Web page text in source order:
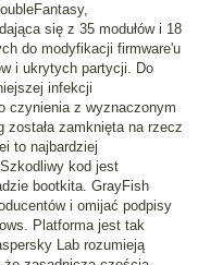
się z 35 modułów i 18
do modyfikacji firmware'u
i ukrytych partycji. Do
infekcji
czynienia z wyznaczonym
została zamknięta na rzecz
to najbardziej
kod jest
bootkita. GrayFish
i omijać podpisy
Platforma jest tak
Lab rozumieją